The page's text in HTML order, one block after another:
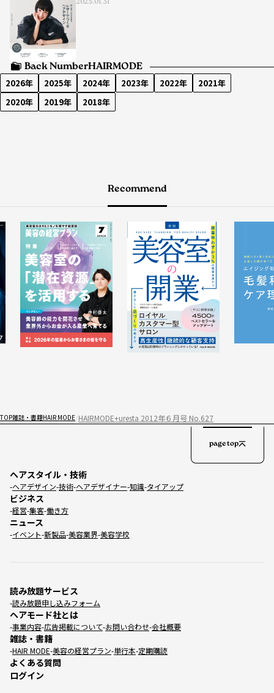
2025.01.31
Back NumberHAIRMODE
2026年 2025年 2024年 2023年 2022年
2021年
2020年
2019年 2018年
Recommend
TOP雑誌・書籍HAIR MODE HAIRMODE+uresta 2012年６月号 No.627
ヘアスタイル・技術
ヘアデザイン 技術 ヘアデザイナー 知識 タイアップ
ビジネス
経営 集客 働き方
ニュース
イベント 新製品 美容業界 美容学校
読み放題サービス
読み放題申し込みフォーム
ヘアモード社とは
事業内容 広告掲載について お問い合わせ 会社概要
雑誌・書籍
HAIR MODE 美容の経営プラン 単行本 定期購読
よくある質問
ログイン
page top